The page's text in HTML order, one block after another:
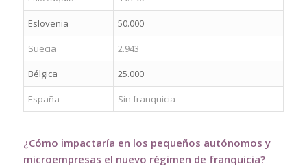
Eslovenia 50.000
Suecia 2.943
Bélgica 25.000
España Sin franquicia
¿Cómo impactaría en los pequeños autónomos y
microempresas el nuevo régimen de franquicia?